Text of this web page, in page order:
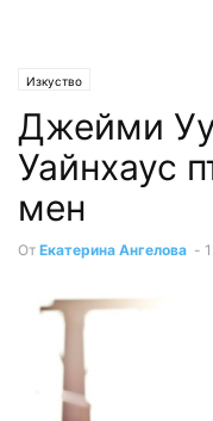
Изкуство
Джейми
Уайнхаус
мен
От Екатерина Ангелова -